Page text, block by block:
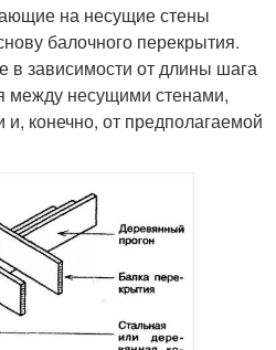
на несущие стены
балочного перекрытия.
в зависимости от длины шага
между несущими стенами,
конечно, от предполагаемой